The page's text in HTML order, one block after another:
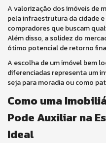
A valorização dos imóveis de
pela infraestrutura da cidade
compradores que buscam
Além disso, a solidez do
ótimo potencial de retorno
A escolha de um imóvel bem
diferenciadas representa um
seja para moradia ou como
Como uma
Pode Auxiliar na
Ideal